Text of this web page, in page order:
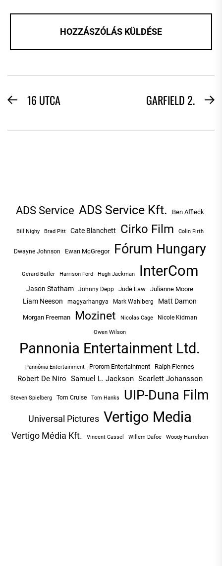
BEJEGYZÉS
Previous16 UTCA GARFIELD 2.
ADS Service ADS Service Kft. Ben Affleck
Bill Nighy Brad Pitt Cate Blanchett Cirko Film Colin Firth
Dwayne Johnson Ewan McGregor Fórum Hungary
Gerard Butler Harrison Ford Hugh Jackman InterCom
Jason Statham Johnny Depp Jude Law Julianne Moore
Liam Neeson magyarhangya Mark Wahlberg Matt Damon
Morgan Freeman Mozinet Nicolas Cage Nicole Kidman
Owen Wilson
Pannonia Entertainment Ltd.
Pannónia Entertainment Prorom Entertainment Ralph Fiennes
Robert De Niro Samuel L. Jackson Scarlett Johansson
Steven Spielberg Tom Cruise Tom Hanks UIP-Duna Film
Universal Pictures Vertigo Media
Vertigo Média Kft. Vincent Cassel Willem Dafoe Woody Harrelson